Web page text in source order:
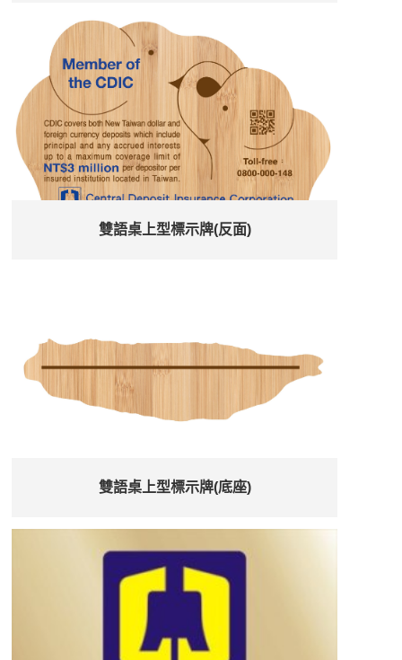
雙語桌上型標示牌(反面)
雙語桌上型標示牌(底座)